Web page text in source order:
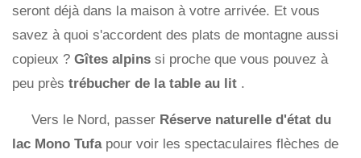
seront déjà dans la maison à votre arrivée. Et vous
savez à quoi s'accordent des plats de montagne aussi
copieux ? Gîtes alpins si proche que vous pouvez à
peu près trébucher de la table au lit .
Vers le Nord, passer Réserve naturelle d'état du
lac Mono Tufa pour voir les spectaculaires flèches de